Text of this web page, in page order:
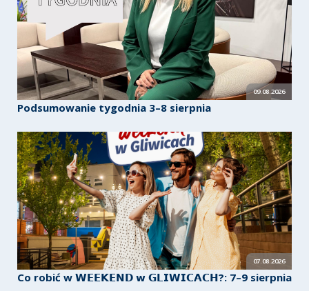
09.08.2026
Podsumowanie tygodnia 3–8 sierpnia
07.08.2026
Co robić w 𝗪𝗘𝗘𝗞𝗘𝗡𝗗 𝘄 𝗚𝗟𝗜𝗪𝗜𝗖𝗔𝗖𝗛?: 7–9 sierpnia